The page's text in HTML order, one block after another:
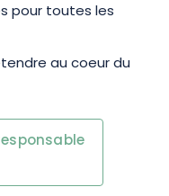
pour toutes les
au coeur du